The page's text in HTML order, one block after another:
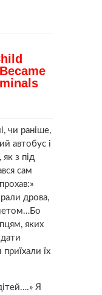
чи раніше,
автобус і
з під
сам
дрова,
яких
їх
Я